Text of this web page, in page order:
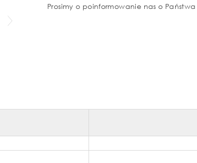
Prosimy o poinformowanie nas o